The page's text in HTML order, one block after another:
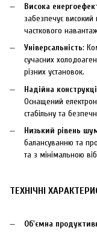
Висока
забезпечує високий
часткового
Універсальність:
сучасних
різних установок.
Надійна
Оснащений
стабільну та
Низький рівень
балансуванню та
та з мінімальною
ТЕХНІЧНІ
Об'ємна